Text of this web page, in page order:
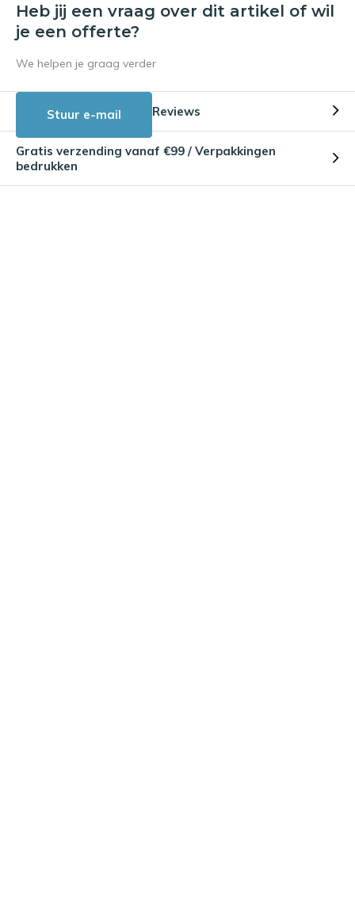
Heb jij een vraag over dit artikel of wil
je een offerte?
We helpen je graag verder
Stuur e-mail Reviews
Gratis verzending vanaf €99 / Verpakkingen
bedrukken